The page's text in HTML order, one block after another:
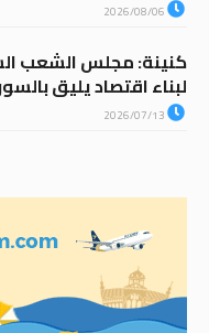
كنينة: مجلس الشعب
لبناء اقتصاد يليق